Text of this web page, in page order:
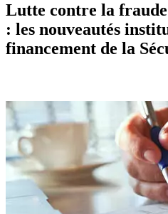
Lutte contre la
: les nouveautés
financement de la